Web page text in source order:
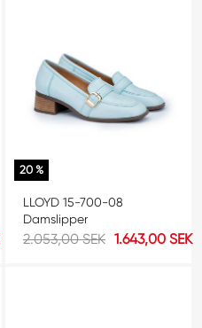
20 %
LLOYD 15-700-08
Damslipper
2.053,00 SEK 1.643,00 SEK